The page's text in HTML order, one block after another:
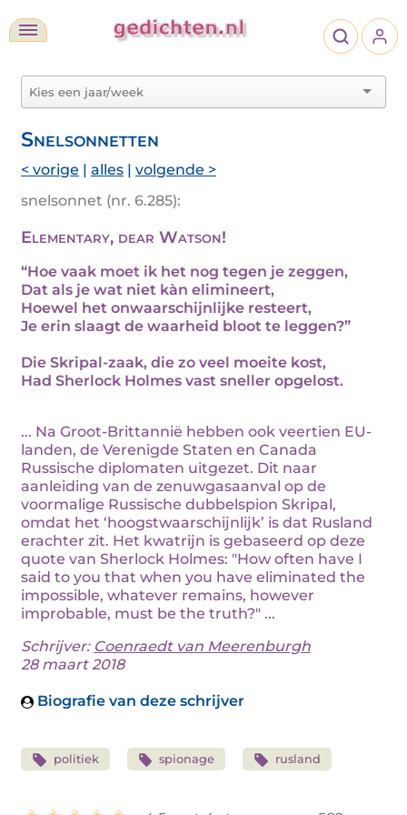
Snelsonnetten
< vorige | alles | volgende >
snelsonnet (nr. 6.285):
Elementary, dear Watson!
“Hoe vaak moet ik het nog tegen je zeggen,
Dat als je wat niet kàn elimineert,
Hoewel het onwaarschijnlijke resteert,
Je erin slaagt de waarheid bloot te leggen?”
Die Skripal-zaak, die zo veel moeite kost,
Had Sherlock Holmes vast sneller opgelost.
... Na Groot-Brittannië hebben ook veertien EU-
landen, de Verenigde Staten en Canada
Russische diplomaten uitgezet. Dit naar
aanleiding van de zenuwgasaanval op de
voormalige Russische dubbelspion Skripal,
omdat het ‘hoogstwaarschijnlijk’ is dat Rusland
erachter zit. Het kwatrijn is gebaseerd op deze
quote van Sherlock Holmes: "How often have I
said to you that when you have eliminated the
impossible, whatever remains, however
improbable, must be the truth?" ...
Schrijver: Coenraedt van Meerenburgh
28 maart 2018
Biografie van deze schrijver
politiek spionage rusland